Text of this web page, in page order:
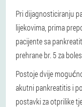
Pri dijagnosticiranju
lijekovima, prima
pacijente sa
prehrane br. 5 za
Postoje dvije
akutni pankreatitis i
postavki za otprilike